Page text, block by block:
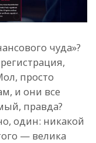
чуда»?
просто
и они все
правда?
один: никакой
— велика